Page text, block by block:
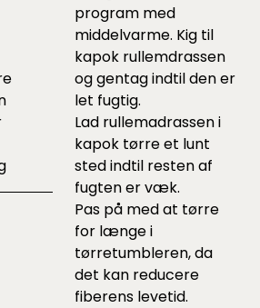
program med
middelvarme. Kig til
kapok rullemdrassen
og gentag indtil den er
let fugtig.
Lad rullemadrassen i
kapok tørre et lunt
sted indtil resten af
fugten er væk.
Pas på med at tørre
for længe i
tørretumbleren, da
det kan reducere
fiberens levetid.